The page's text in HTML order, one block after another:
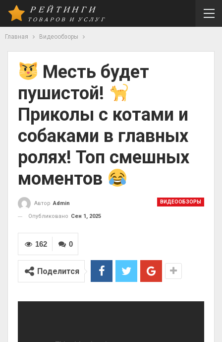
Главная Видеообзоры
Месть будет
пушистой!
Приколы с котами и
собаками в главных
ролях! Топ смешных
моментов
ВИДЕООБЗОРЫ
Автор Admin
Опубликовано Сен 1, 2025
0
162
Поделится